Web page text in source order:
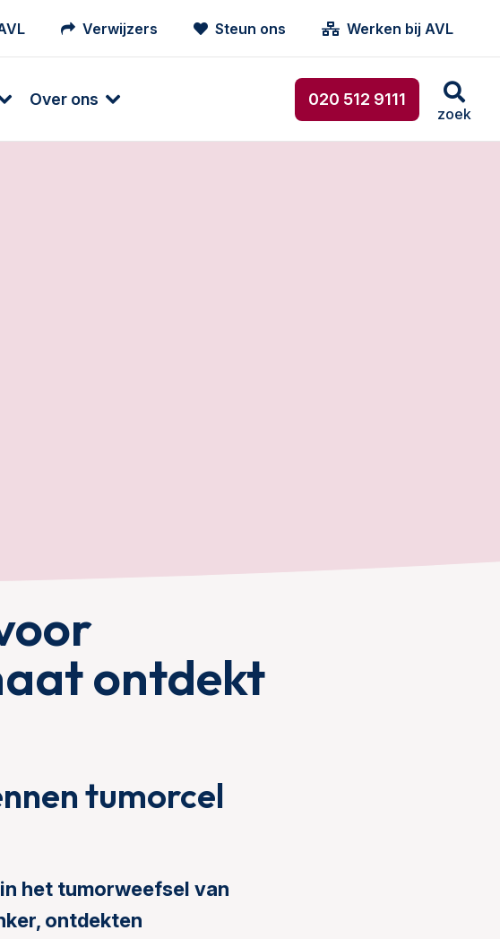
Verwijzers Steun ons Werken bij AVL
Over ons 020 512 9111
zoek
ontdekt
tumorcel
het tumorweefsel van
ontdekten